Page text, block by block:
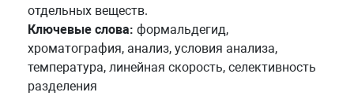
отдельных веществ.
Ключевые слова: формальдегид,
хроматография, анализ, условия анализа,
температура, линейная скорость, селективность
разделения